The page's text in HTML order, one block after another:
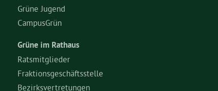
Engagement-Sprechstunde
Grüne Jugend
CampusGrün
Grüne Jugend
CampusGrün
Grüne im Rathaus
Ratsmitglieder
Fraktionsgeschäftsstelle
Bezirksvertretungen